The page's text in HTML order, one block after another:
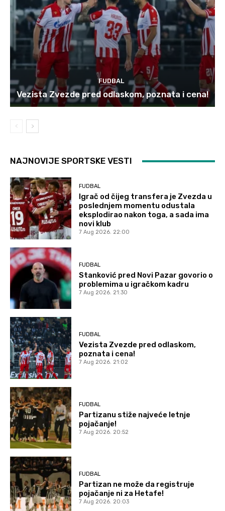
FUDBAL
Vezista Zvezde pred odlaskom, poznata i cena!
NAJNOVIJE SPORTSKE VESTI
FUDBAL
Igrač od čijeg transfera je Zvezda u
poslednjem momentu odustala
eksplodirao nakon toga, a sada ima
novi klub
7 Aug 2026. 22:00
FUDBAL
Stanković pred Novi Pazar govorio o
problemima u igračkom kadru
7 Aug 2026. 21:30
FUDBAL
Vezista Zvezde pred odlaskom,
poznata i cena!
7 Aug 2026. 21:02
FUDBAL
Partizanu stiže najveće letnje
pojačanje!
7 Aug 2026. 20:52
FUDBAL
Partizan ne može da registruje
pojačanje ni za Hetafe!
7 Aug 2026. 20:03